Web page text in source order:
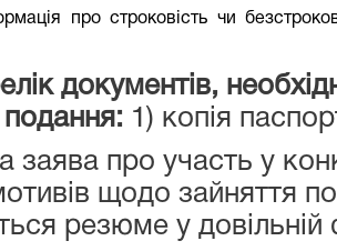
про строковість чи
документів,
подання: 1) копія
заява про участь у
щодо зайняття
резюме у довільній